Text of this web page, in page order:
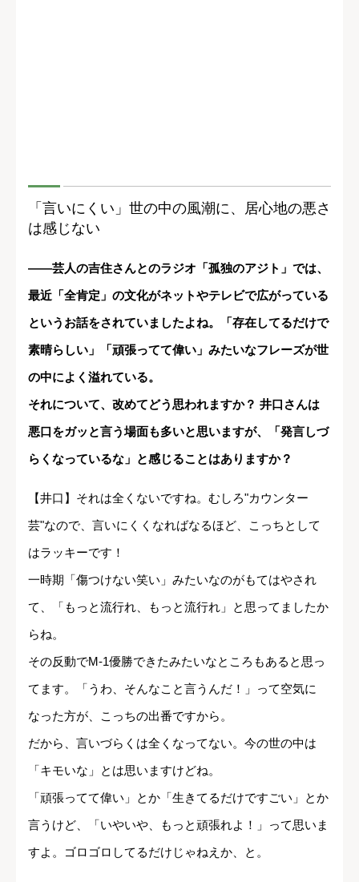
「言いにくい」世の中の風潮に、居心地の悪さ
は感じない
――芸人の吉住さんとのラジオ「孤独のアジト」では、
最近「全肯定」の文化がネットやテレビで広がっている
というお話をされていましたよね。「存在してるだけで
素晴らしい」「頑張ってて偉い」みたいなフレーズが世
の中によく溢れている。
それについて、改めてどう思われますか？ 井口さんは
悪口をガッと言う場面も多いと思いますが、「発言しづ
らくなっているな」と感じることはありますか？
【井口】それは全くないですね。むしろ"カウンター
芸"なので、言いにくくなればなるほど、こっちとして
はラッキーです！
一時期「傷つけない笑い」みたいなのがもてはやされ
て、「もっと流行れ、もっと流行れ」と思ってましたか
らね。
その反動でM-1優勝できたみたいなところもあると思っ
てます。「うわ、そんなこと言うんだ！」って空気に
なった方が、こっちの出番ですから。
だから、言いづらくは全くなってない。今の世の中は
「キモいな」とは思いますけどね。
「頑張ってて偉い」とか「生きてるだけですごい」とか
言うけど、「いやいや、もっと頑張れよ！」って思いま
すよ。ゴロゴロしてるだけじゃねえか、と。